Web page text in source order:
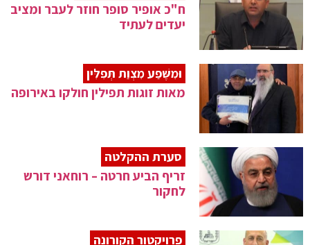
ח"כ אופיר סופר חוזר לעבר ומציב
יעדים לעתיד
וּמִשֶּׁפַע מִצְוַת תְּפִלִּין
מאות זוגות תפילין חולקו באירופה
סערת ההקלטה
זריף הביע חרטה – רוחאני דורש
לחקור
פרויקטור הקורונה